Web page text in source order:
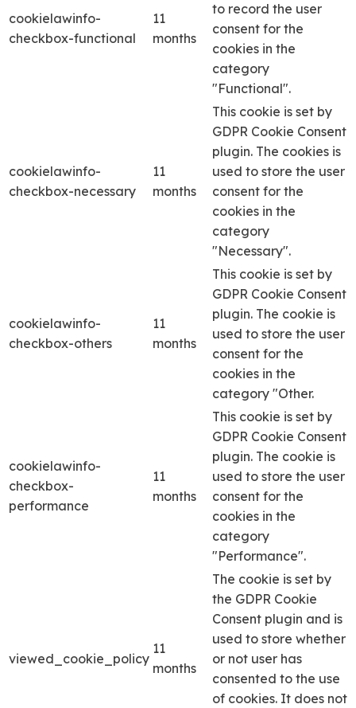
cookielawinfo-
checkbox-functional
11
months
to record the user
consent for the
cookies in the
category
"Functional".
cookielawinfo-
checkbox-necessary
11
months
This cookie is set by
GDPR Cookie Consent
plugin. The cookies is
used to store the user
consent for the
cookies in the
category
"Necessary".
cookielawinfo-
checkbox-others
11
months
This cookie is set by
GDPR Cookie Consent
plugin. The cookie is
used to store the user
consent for the
cookies in the
category "Other.
cookielawinfo-
checkbox-
performance
11
months
This cookie is set by
GDPR Cookie Consent
plugin. The cookie is
used to store the user
consent for the
cookies in the
category
"Performance".
viewed_cookie_policy
11
months
The cookie is set by
the GDPR Cookie
Consent plugin and is
used to store whether
or not user has
consented to the use
of cookies. It does not